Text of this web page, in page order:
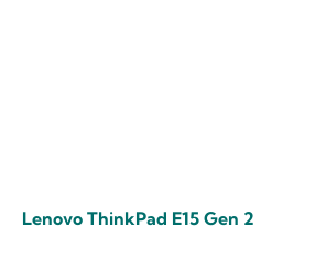
Lenovo ThinkPad E15 Gen 2